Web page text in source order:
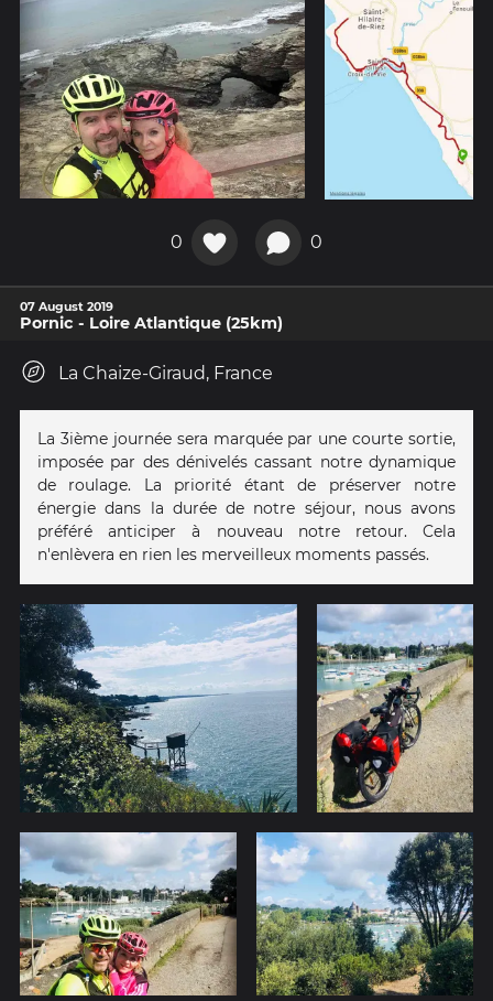
0 0
07 August 2019
Pornic - Loire Atlantique (25km)
La Chaize-Giraud, France
La 3ième journée sera marquée par une courte sortie,
imposée par des dénivelés cassant notre dynamique
de roulage. La priorité étant de préserver notre
énergie dans la durée de notre séjour, nous avons
préféré anticiper à nouveau notre retour. Cela
n'enlèvera en rien les merveilleux moments passés.